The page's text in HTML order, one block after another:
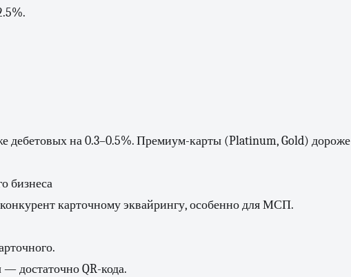
дебетовых на 0.3–0.5%. Премиум-карты (Platinum, Gold) дороже
бизнеса
карточному эквайрингу, особенно для МСП.
достаточно QR-кода.